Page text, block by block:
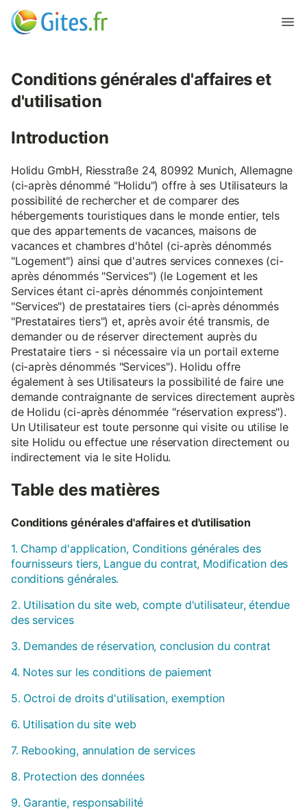
Conditions générales d'affaires et
d'utilisation
Introduction
Holidu GmbH, Riesstraße 24, 80992 Munich, Allemagne
(ci-après dénommé "Holidu") offre à ses Utilisateurs la
possibilité de rechercher et de comparer des
hébergements touristiques dans le monde entier, tels
que des appartements de vacances, maisons de
vacances et chambres d'hôtel (ci-après dénommés
"Logement") ainsi que d'autres services connexes (ci-
après dénommés "Services") (le Logement et les
Services étant ci-après dénommés conjointement
"Services") de prestataires tiers (ci-après dénommés
"Prestataires tiers") et, après avoir été transmis, de
demander ou de réserver directement auprès du
Prestataire tiers - si nécessaire via un portail externe
(ci-après dénommés "Services"). Holidu offre
également à ses Utilisateurs la possibilité de faire une
demande contraignante de services directement auprès
de Holidu (ci-après dénommée "réservation express").
Un Utilisateur est toute personne qui visite ou utilise le
site Holidu ou effectue une réservation directement ou
indirectement via le site Holidu.
Table des matières
Conditions générales d'affaires et d'utilisation
1. Champ d'application, Conditions générales des
fournisseurs tiers, Langue du contrat, Modification des
conditions générales.
2. Utilisation du site web, compte d'utilisateur, étendue
des services
3. Demandes de réservation, conclusion du contrat
4. Notes sur les conditions de paiement
5. Octroi de droits d'utilisation, exemption
6. Utilisation du site web
7. Rebooking, annulation de services
8. Protection des données
9. Garantie, responsabilité